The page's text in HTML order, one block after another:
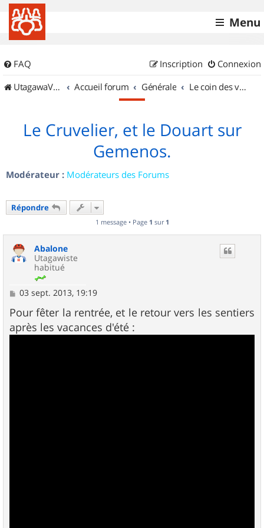
Menu
FAQ Connexion
Inscription
UtagawaVTT (Randos VTT et VTTAE avec traces GPS)
Accueil forum Générale Le coin des vidéastes
Le Cruvelier, et le Douart sur
Gemenos.
Modérateur : Modérateurs des Forums
Répondre
1 message • Page 1 sur 1
Abalone
Utagawiste
habitué
M
s
s
a
03 sept. 2013, 19:19
Pour fêter la rentrée, et le retour vers les sentiers
après les vacances d'été :